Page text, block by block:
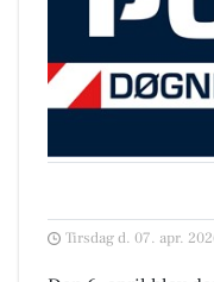
Tirsdag d. 07. apr.